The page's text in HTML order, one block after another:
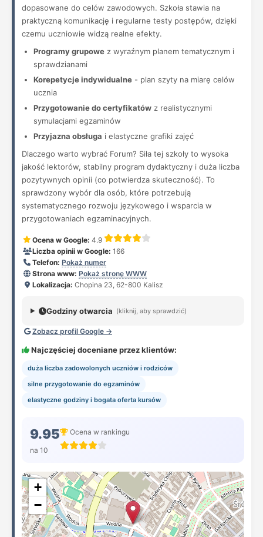
dopasowane do celów zawodowych. Szkoła stawia na
praktyczną komunikację i regularne testy postępów, dzięki
czemu uczniowie widzą realne efekty.
Programy grupowe z wyraźnym planem tematycznym i
sprawdzianami
Korepetycje indywidualne - plan szyty na miarę celów
ucznia
Przygotowanie do certyfikatów z realistycznymi
symulacjami egzaminów
Przyjazna obsługa i elastyczne grafiki zajęć
Dlaczego warto wybrać Forum? Siła tej szkoły to wysoka
jakość lektorów, stabilny program dydaktyczny i duża liczba
pozytywnych opinii (co potwierdza skuteczność). To
sprawdzony wybór dla osób, które potrzebują
systematycznego rozwoju językowego i wsparcia w
przygotowaniach egzaminacyjnych.
Ocena w Google: 4.9
Liczba opinii w Google: 166
Telefon: Pokaż numer
Strona www: Pokaż stronę WWW
Lokalizacja: Chopina 23, 62-800 Kalisz
Godziny otwarcia (kliknij, aby sprawdzić)
Zobacz profil Google →
Najczęściej doceniane przez klientów:
duża liczba zadowolonych uczniów i rodziców
silne przygotowanie do egzaminów
elastyczne godziny i bogata oferta kursów
9.95
na 10
Ocena w rankingu
+
−